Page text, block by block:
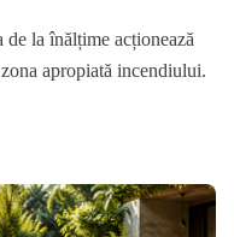
la înălțime acționează
apropiată incendiului.